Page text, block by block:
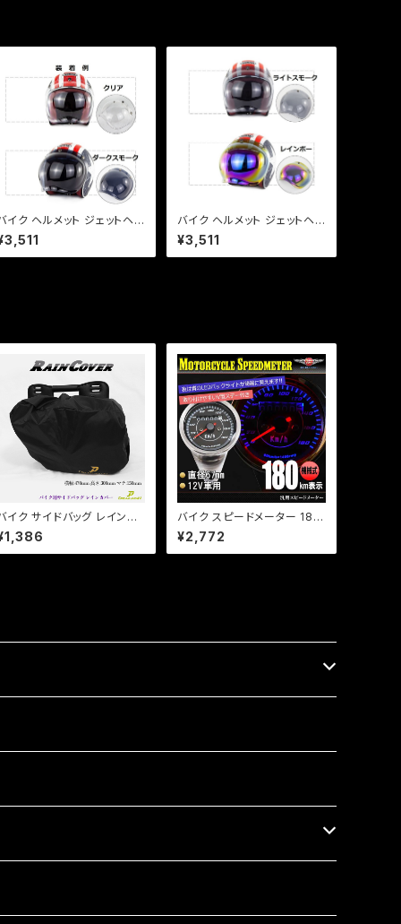
イク ヘルメット ジェットヘル
ット シールド 【バブルシール
+ フリップアップセット】 3
ボタン式 激安特価【ダーク
バイク ヘルメット ジェットヘル
メット シールド 【バブルシール
ド + フリップアップセット】 3
点ボタン式 激安特価【ライト
¥3,511
イク サイドバッグ レインカ
ー 雨具 アジャスター付 47
【Dream-
製】【クリックポスト】
バイク スピードメーター 180
km LEDミニメーター 汎用 シ
ルバー 12V用//機械式/b167/
モンキー/エイプ/DAX等
¥2,772